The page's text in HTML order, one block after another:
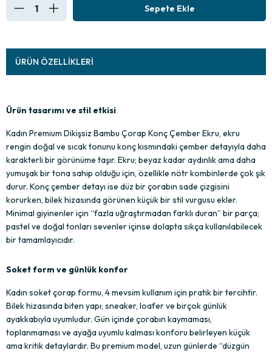
ÜRÜN ÖZELLIKLERI
Ürün tasarımı ve stil etkisi
Kadın Premium Dikişsiz Bambu Çorap Konç Çember Ekru, ekru
rengin doğal ve sıcak tonunu konç kısmındaki çember detayıyla daha
karakterli bir görünüme taşır. Ekru; beyaz kadar aydınlık ama daha
yumuşak bir tona sahip olduğu için, özellikle nötr kombinlerde çok şık
durur. Konç çember detayı ise düz bir çorabın sade çizgisini
korurken, bilek hizasında görünen küçük bir stil vurgusu ekler.
Minimal giyinenler için “fazla uğraştırmadan farklı duran” bir parça;
pastel ve doğal tonları sevenler içinse dolapta sıkça kullanılabilecek
bir tamamlayıcıdır.
Soket form ve günlük konfor
Kadın soket çorap formu, 4 mevsim kullanım için pratik bir tercihtir.
Bilek hizasında biten yapı; sneaker, loafer ve birçok günlük
ayakkabıyla uyumludur. Gün içinde çorabın kaymaması,
toplanmaması ve ayağa uyumlu kalması konforu belirleyen küçük
ama kritik detaylardır. Bu premium model, uzun günlerde “düzgün